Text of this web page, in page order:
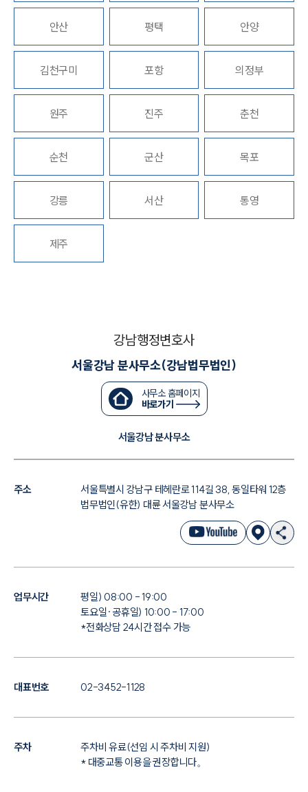
소식/자료
언론보도
공지사항
법률 블로그
법률서식
세미나
대륜법률상담예약
안산 평택 안양
김천구미 포항 의정부
원주 진주 춘천
순천 군산 목포
강릉 서산 통영
제주
강남행정변호사
서울강남 분사무소(강남법무법인)
사무소 홈페이지
바로가기
서울강남 분사무소
주소
서울특별시 강남구 테헤란로 114길 38, 동일타워 12층
법무법인(유한) 대륜 서울강남 분사무소
업무시간
평일) 08:00 - 19:00
토요일·공휴일) 10:00 - 17:00
*전화상담 24시간 접수 가능
대표번호 02-3452-1128
주차
주차비 유료(선임 시 주차비 지원)
* 대중교통 이용을 권장합니다。